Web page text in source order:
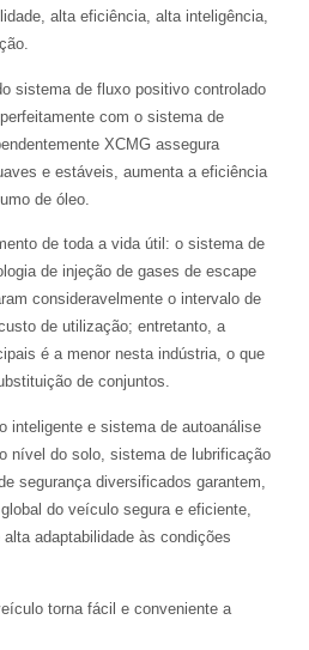
alta eficiência, alta inteligência,
sistema de fluxo positivo controlado
com o sistema de
XCMG assegura
e estáveis, aumenta a eficiência
de óleo.
de toda a vida útil: o sistema de
de injeção de gases de escape
consideravelmente o intervalo de
de utilização; entretanto, a
é a menor nesta indústria, o que
de conjuntos.
inteligente e sistema de autoanálise
nível do solo, sistema de lubrificação
segurança diversificados garantem,
do veículo segura e eficiente,
adaptabilidade às condições
torna fácil e conveniente a